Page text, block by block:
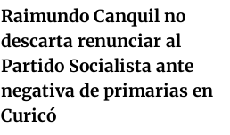
Raimundo Canquil no
descarta renunciar al
Partido Socialista ante
negativa de primarias en
Curicó